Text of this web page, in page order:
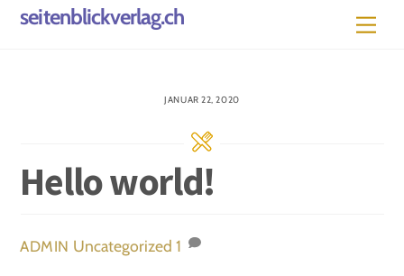
Skipseitenblickverlag.ch
JANUAR 22, 2020
Hello world!
ADMIN Uncategorized 1